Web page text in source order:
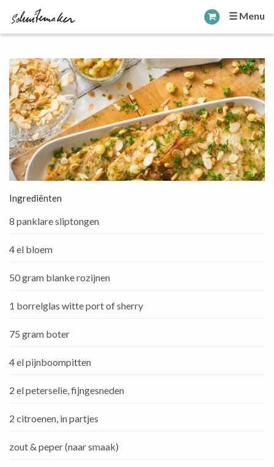
☰ Menu
Ingrediënten
8 panklare sliptongen
4 el bloem
50 gram blanke rozijnen
1 borrelglas witte port of sherry
75 gram boter
4 el pijnboompitten
2 el peterselie, fijngesneden
2 citroenen, in partjes
zout & peper (naar smaak)